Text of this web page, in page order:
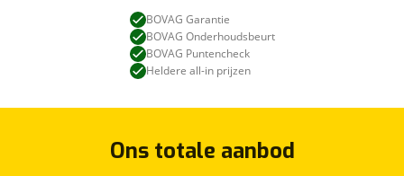
BOVAG Garantie
BOVAG Onderhoudsbeurt
BOVAG Puntencheck
Heldere all-in prijzen
Ons totale aanbod